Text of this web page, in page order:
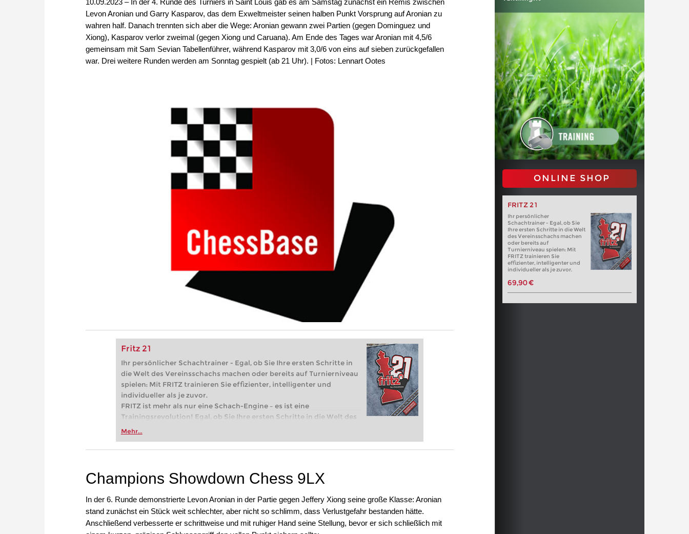
Levon Aronian und Garry Kasparov, das dem Exweltmeister seinen halben Punkt Vorsprung auf Aronian zu
wahren half. Danach trennten sich aber die Wege: Aronian gewann zwei Partien (gegen Dominguez und
Xiong), Kasparov verlor zweimal (gegen Xiong und Caruana). Am Ende des Tages war Aronian mit 4,5/6
gemeinsam mit Sam Sevian Tabellenführer, während Kasparov mit 3,0/6 von eins auf sieben zurückgefallen
war. Drei weitere Runden werden am Sonntag gespielt (ab 21 Uhr). | Fotos: Lennart Ootes
Fritz 21
Ihr persönlicher Schachtrainer - Egal, ob Sie Ihre ersten Schritte in
die Welt des Vereinsschachs machen oder bereits auf Turnierniveau
spielen: Mit FRITZ trainieren Sie effizienter, intelligenter und
individueller als je zuvor.
FRITZ ist mehr als nur eine Schach-Engine – es ist eine
Trainingsrevolution! Egal, ob Sie Ihre ersten Schritte in die Welt des
Vereinsschachs machen oder bereits auf Turnierniveau spielen: Mit
zuvor.
Mehr...
ONLINE SHOP
FRITZ 21
Ihr persönlicher
Schachtrainer - Egal, ob Sie
Ihre ersten Schritte in die Welt
des Vereinsschachs machen
oder bereits auf
Turnierniveau spielen: Mit
FRITZ trainieren Sie
effizienter, intelligenter und
individueller als je zuvor.
69,90 €
Champions Showdown Chess 9LX
In der 6. Runde demonstrierte Levon Aronian in der Partie gegen Jeffery Xiong seine große Klasse: Aronian
stand zunächst ein Stück weit schlechter, aber nicht so schlimm, dass Verlustgefahr bestanden hätte.
Anschließend verbesserte er schrittweise und mit ruhiger Hand seine Stellung, bevor er sich schließlich mit